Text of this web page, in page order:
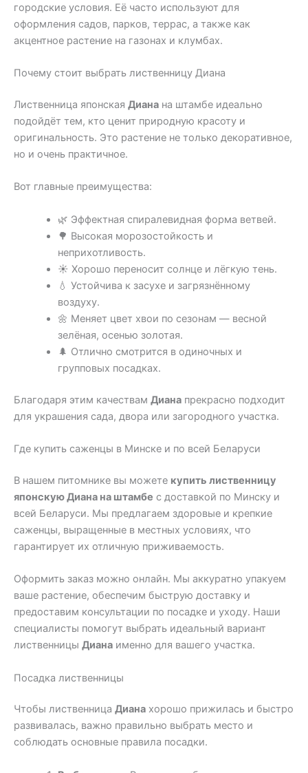
городские условия. Её часто используют для
оформления садов, парков, террас, а также как
акцентное растение на газонах и клумбах.
Почему стоит выбрать лиственницу Диана
Лиственница японская Диана на штамбе идеально
подойдёт тем, кто ценит природную красоту и
оригинальность. Это растение не только декоративное,
но и очень практичное.
Вот главные преимущества:
🌿 Эффектная спиралевидная форма ветвей.
🌳 Высокая морозостойкость и
неприхотливость.
☀️ Хорошо переносит солнце и лёгкую тень.
💧 Устойчива к засухе и загрязнённому
воздуху.
🌼 Меняет цвет хвои по сезонам — весной
зелёная, осенью золотая.
🌲 Отлично смотрится в одиночных и
групповых посадках.
Благодаря этим качествам Диана прекрасно подходит
для украшения сада, двора или загородного участка.
Где купить саженцы в Минске и по всей Беларуси
В нашем питомнике вы можете купить лиственницу
японскую Диана на штамбе с доставкой по Минску и
всей Беларуси. Мы предлагаем здоровые и крепкие
саженцы, выращенные в местных условиях, что
гарантирует их отличную приживаемость.
Оформить заказ можно онлайн. Мы аккуратно упакуем
ваше растение, обеспечим быструю доставку и
предоставим консультации по посадке и уходу. Наши
специалисты помогут выбрать идеальный вариант
лиственницы Диана именно для вашего участка.
Посадка лиственницы
Чтобы лиственница Диана хорошо прижилась и быстро
развивалась, важно правильно выбрать место и
соблюдать основные правила посадки.